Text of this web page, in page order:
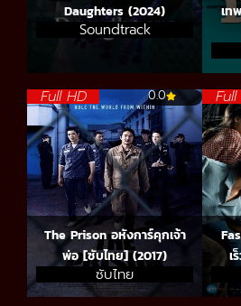
Daughters (2024)
Soundtrack
เท
Full HD 0.0
The Prison อหังการ์คุกเจ้า
พ่อ [ซับไทย] (2017)
ซับไทย
เ